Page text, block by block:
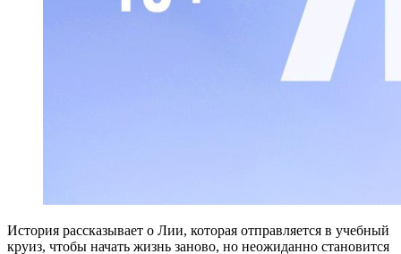
История рассказывает о Лии, которая отправляется в учебный
круиз, чтобы начать жизнь заново, но неожиданно становится